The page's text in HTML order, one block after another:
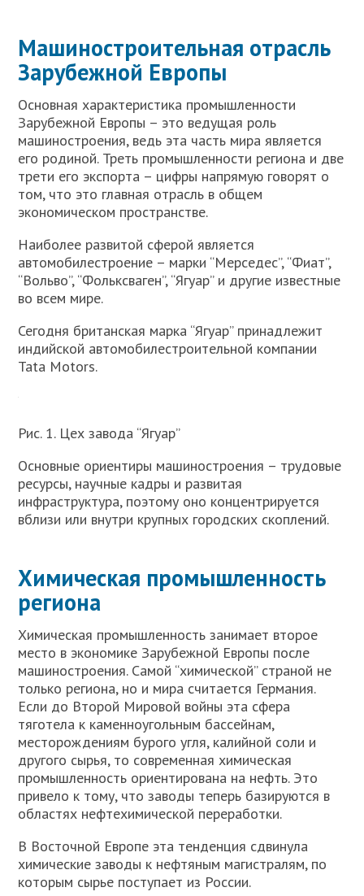
Машиностроительная отрасль
Зарубежной Европы
Основная характеристика промышленности
Зарубежной Европы – это ведущая роль
машиностроения, ведь эта часть мира является
его родиной. Треть промышленности региона и две
трети его экспорта – цифры напрямую говорят о
том, что это главная отрасль в общем
экономическом пространстве.
Наиболее развитой сферой является
автомобилестроение – марки “Мерседес”, “Фиат”,
“Вольво”, “Фольксваген”, “Ягуар” и другие известные
во всем мире.
Сегодня британская марка “Ягуар” принадлежит
индийской автомобилестроительной компании
Tata Motors.
Рис. 1. Цех завода “Ягуар”
Основные ориентиры машиностроения – трудовые
ресурсы, научные кадры и развитая
инфраструктура, поэтому оно концентрируется
вблизи или внутри крупных городских скоплений.
Химическая промышленность
региона
Химическая промышленность занимает второе
место в экономике Зарубежной Европы после
машиностроения. Самой “химической” страной не
только региона, но и мира считается Германия.
Если до Второй Мировой войны эта сфера
тяготела к каменноугольным бассейнам,
месторождениям бурого угля, калийной соли и
другого сырья, то современная химическая
промышленность ориентирована на нефть. Это
привело к тому, что заводы теперь базируются в
областях нефтехимической переработки.
В Восточной Европе эта тенденция сдвинула
химические заводы к нефтяным магистралям, по
которым сырье поступает из России.